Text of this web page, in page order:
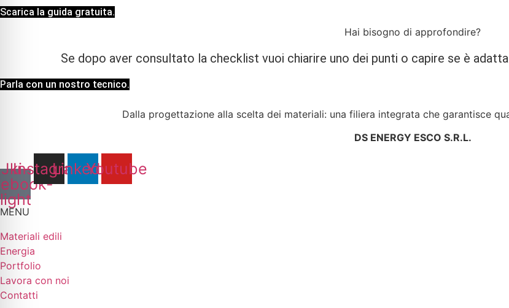
Scarica la guida gratuita.
Hai bisogno di approfondire?
Se dopo aver consultato la checklist vuoi chiarire uno dei punti o capire se è
Parla con un nostro tecnico.
Dalla progettazione alla scelta dei materiali: una filiera integrata che garantisce
DS ENERGY ESCO S.R.L.
Jki-
light
Instagram
LinkedinYoutube
MENU
Materiali edili
Energia
Portfolio
Lavora con noi
Contatti